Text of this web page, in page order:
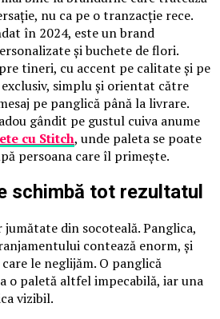
nu ca pe o tranzacție rece.
în 2024, este un brand
și buchete de flori.
tineri, cu accent pe calitate și pe
simplu și orientat către
pe panglică până la livrare.
gândit pe gustul cuiva anume
cu Stitch, unde paleta se poate
persoana care îl primește.
schimbă tot rezultatul
din socoteală. Panglica,
contează enorm, și
le neglijăm. O panglică
o paletă altfel impecabilă, iar una
vizibil.